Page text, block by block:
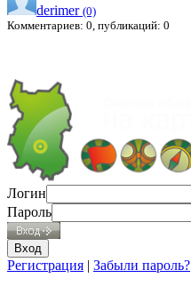
derimer (0)
Комментариев: 0, публикаций: 0
Логин
Пароль
Регистрация | Забыли пароль?